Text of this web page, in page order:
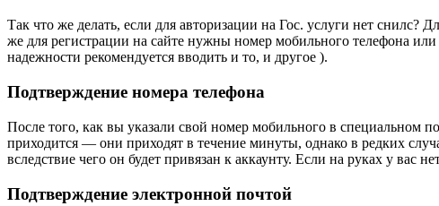
Так что же делать, если для авторизации на Гос. услуги нет снилс?
же для регистрации на сайте нужны номер мобильного телефона
надежности рекомендуется вводить и то, и другое ).
Подтверждение номера телефона
После того, как вы указали свой номер мобильного в специальном
приходится — они приходят в течение минуты, однако в редких
вследствие чего он будет привязан к аккаунту. Если на руках у вас
Подтверждение электронной почтой